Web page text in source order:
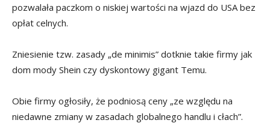
pozwalała paczkom o niskiej wartości na wjazd do USA bez
opłat celnych.
Zniesienie tzw. zasady „de minimis” dotknie takie firmy jak
dom mody Shein czy dyskontowy gigant Temu.
Obie firmy ogłosiły, że podniosą ceny „ze względu na
niedawne zmiany w zasadach globalnego handlu i cłach”.